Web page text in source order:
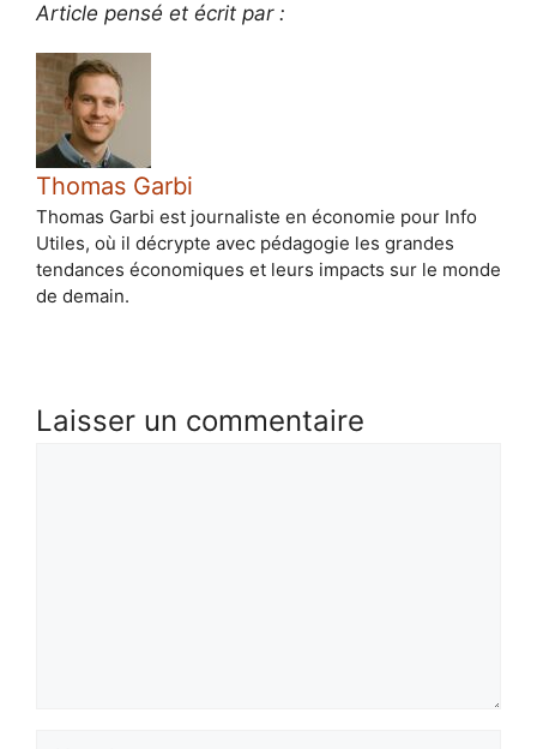
Article pensé et écrit par :
Thomas Garbi
Thomas Garbi est journaliste en économie pour Info
Utiles, où il décrypte avec pédagogie les grandes
tendances économiques et leurs impacts sur le monde
de demain.
Laisser un commentaire
Nom